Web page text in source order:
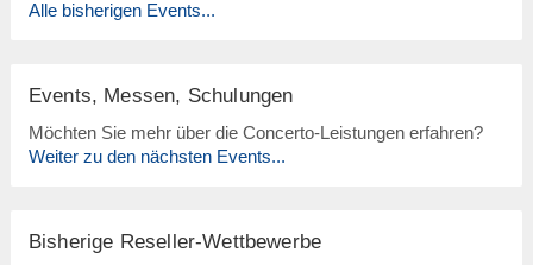
Alle bisherigen Events...
Events, Messen, Schulungen
Möchten Sie mehr über die Concerto-Leistungen erfahren?
Weiter zu den nächsten Events...
Bisherige Reseller-Wettbewerbe